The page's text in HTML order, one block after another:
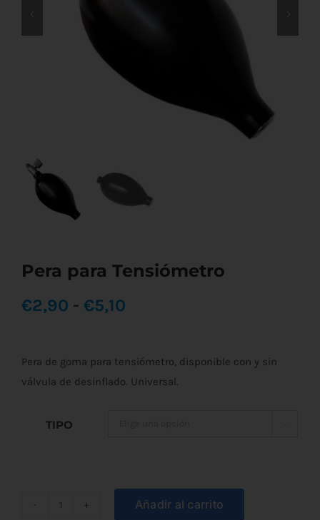
Pera para Tensiómetro
€2,90 - €5,10
precios:
€5,10
Pera de goma para tensiómetro, disponible con y sin
válvula de desinflado. Universal.
TIPO
Añadir al carrito